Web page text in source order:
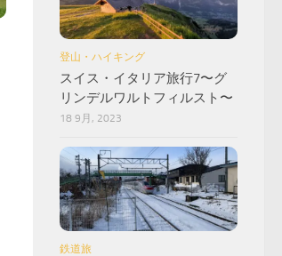
登山・ハイキング
スイス・イタリア旅行7〜グ
リンデルワルトフィルスト〜
18 9月, 2023
鉄道旅